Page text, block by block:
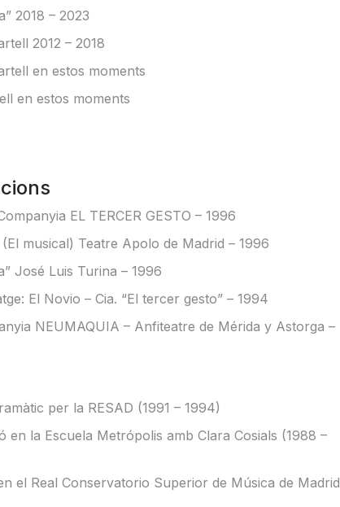
2018 – 2023
2012 – 2018
en estos moments
en estos moments
EL TERCER GESTO – 1996
(El musical) Teatre Apolo de Madrid – 1996
José Luis Turina – 1996
El Novio – Cia. “El tercer gesto” – 1994
NEUMAQUIA – Anfiteatre de Mérida y Astorga –
per la RESAD (1991 – 1994)
en la Escuela Metrópolis amb Clara Cosials (1988 –
el Real Conservatorio Superior de Música de Madrid